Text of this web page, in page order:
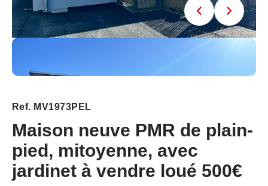
Ref. MV1973PEL
Maison neuve PMR de plain-
pied, mitoyenne, avec
jardinet à vendre loué 500€